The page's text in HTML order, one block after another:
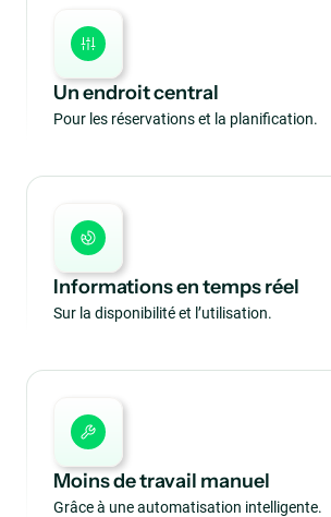
Un endroit central
Pour les réservations et la planification.
Informations en temps réel
Sur la disponibilité et l’utilisation.
Moins de travail manuel
Grâce à une automatisation intelligente.